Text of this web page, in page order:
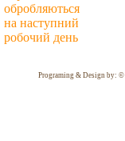
обробляються
на наступний
робочий день
Programing & Design by: ©